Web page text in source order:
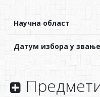
Научна област
Датум избора у звање